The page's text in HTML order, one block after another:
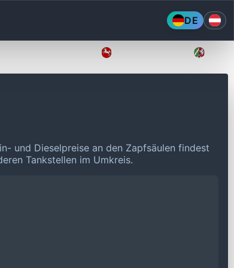
DE
und Dieselpreise an den Zapfsäulen findest
Tankstellen im Umkreis.